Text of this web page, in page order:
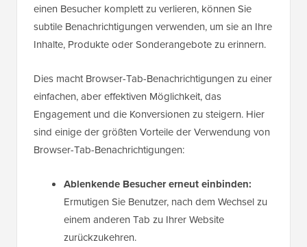
einen Besucher komplett zu verlieren, können Sie
subtile Benachrichtigungen verwenden, um sie an Ihre
Inhalte, Produkte oder Sonderangebote zu erinnern.
Dies macht Browser-Tab-Benachrichtigungen zu einer
einfachen, aber effektiven Möglichkeit, das
Engagement und die Konversionen zu steigern. Hier
sind einige der größten Vorteile der Verwendung von
Browser-Tab-Benachrichtigungen:
Ablenkende Besucher erneut einbinden:
Ermutigen Sie Benutzer, nach dem Wechsel zu
einem anderen Tab zu Ihrer Website
zurückzukehren.